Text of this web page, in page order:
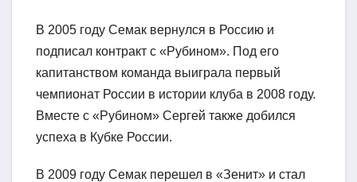
В 2005 году Семак вернулся в Россию и
подписал контракт с «Рубином». Под его
капитанством команда выиграла первый
чемпионат России в истории клуба в 2008 году.
Вместе с «Рубином» Сергей также добился
успеха в Кубке России.
В 2009 году Семак перешел в «Зенит» и стал